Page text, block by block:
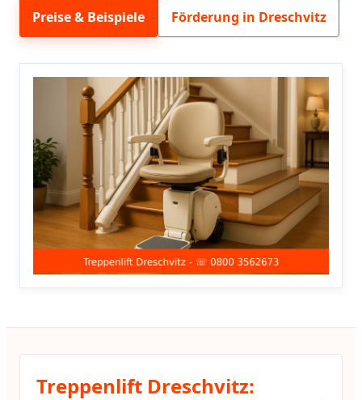
Preise & Beispiele Förderung in Dreschvitz
Treppenlift Dreschvitz: